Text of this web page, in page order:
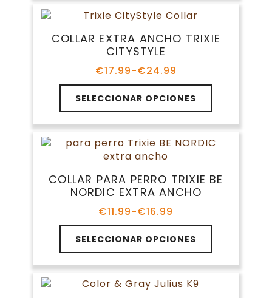
producto
hasta
€7.99
variantes.
opciones
pueden
elegir
la
página
producto
COLLAR EXTRA ANCHO TRIXIE
CITYSTYLE
€17.99-€24.99
Rango
de
precios:
desde
€17.99
hasta
€24.99
SELECCIONAR OPCIONES
Este
producto
tiene
múltiples
variantes.
se
pueden
en
página
de
producto
COLLAR PARA PERRO TRIXIE BE
NORDIC EXTRA ANCHO
€11.99-€16.99
Rango
de
precios:
desde
€11.99
hasta
€16.99
SELECCIONAR OPCIONES
Este
producto
tiene
múltiples
variantes.